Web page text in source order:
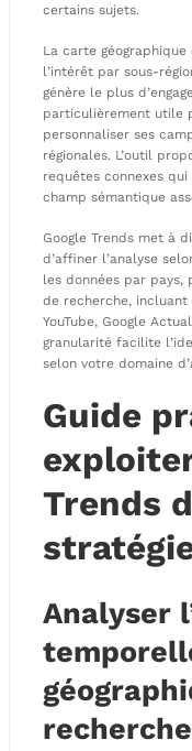
certains sujets.
La carte
l’intérêt par sous-
génère le plus
particulièrement utile
personnaliser ses
régionales. L’outil
requêtes connexes
champ sémantique
Google Trends met à
d’affiner l’analyse
les données par pays,
de recherche, incluant
YouTube, Google
granularité facilite
selon votre domaine
Guide
Trends
Analyser